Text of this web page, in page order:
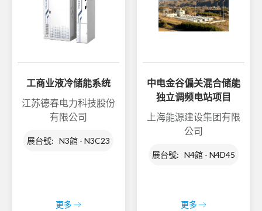
工商业液冷储能系统
江苏德春电力科技股份
有限公司
展台號: N3館 - N3C23
更多
中电金谷偏关混合储能
独立调频电站项目
上海能源建设集团有限
公司
展台號: N4館 - N4D45
更多